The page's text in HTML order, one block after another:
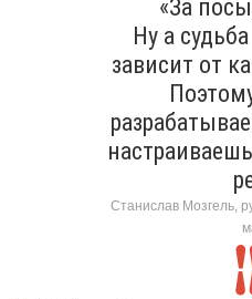
«За
Ну а
зависит от
Станислав Мозгель,